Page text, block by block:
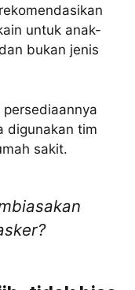
untuk anak-
bukan jenis
digunakan tim
sakit.